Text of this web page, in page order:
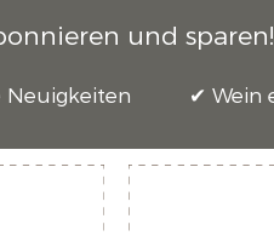
und sparen!
Neuigkeiten Wein